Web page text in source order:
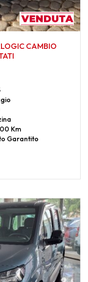
CAMBIO
Km
Garantito